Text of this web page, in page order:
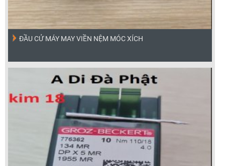
ĐẦU CỬ MÁY MAY VIỀN NỆM MÓC XÍCH